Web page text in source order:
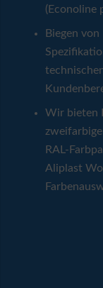
(Econoline
Biegen
Wir bieten
RAL-
Aliplast